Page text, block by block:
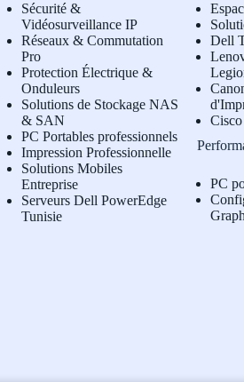
Sécurité &
Vidéosurveillance IP
Réseaux & Commutation
Pro
Protection Électrique &
Onduleurs
Solutions de Stockage NAS
& SAN
PC Portables professionnels
Impression Professionnelle
Solutions Mobiles
Entreprise
Serveurs Dell PowerEdge
Tunisie
Dell
L
PC